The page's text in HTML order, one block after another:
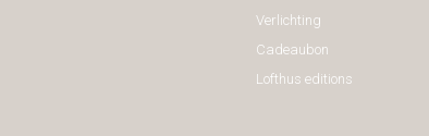
Verlichting
Cadeaubon
Lofthus editions